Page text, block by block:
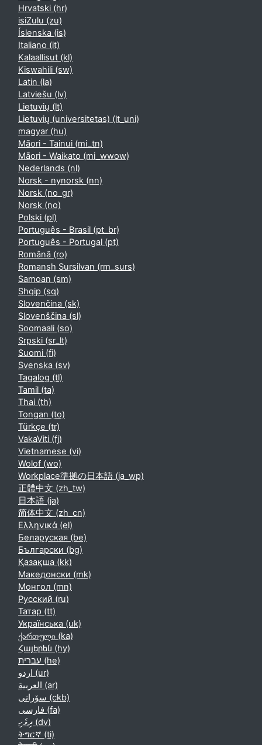
Hrvatski ‎(hr)‎
isiZulu ‎(zu)‎
Íslenska ‎(is)‎
Italiano ‎(it)‎
Kalaallisut ‎(kl)‎
Kiswahili ‎(sw)‎
Latin ‎(la)‎
Latviešu ‎(lv)‎
Lietuvių ‎(lt)‎
Lietuvių (universitetas) ‎(lt_uni)‎
magyar ‎(hu)‎
Māori - Tainui ‎(mi_tn)‎
Māori - Waikato ‎(mi_wwow)‎
Nederlands ‎(nl)‎
Norsk - nynorsk ‎(nn)‎
Norsk ‎(no_gr)‎
Norsk ‎(no)‎
Polski ‎(pl)‎
Português - Brasil ‎(pt_br)‎
Português - Portugal ‎(pt)‎
Română ‎(ro)‎
Romansh Sursilvan ‎(rm_surs)‎
Samoan ‎(sm)‎
Shqip ‎(sq)‎
Slovenčina ‎(sk)‎
Slovenščina ‎(sl)‎
Soomaali ‎(so)‎
Srpski ‎(sr_lt)‎
Suomi ‎(fi)‎
Svenska ‎(sv)‎
Tagalog ‎(tl)‎
Tamil ‎(ta)‎
Thai ‎(th)‎
Tongan ‎(to)‎
Türkçe ‎(tr)‎
VakaViti ‎(fj)‎
Vietnamese ‎(vi)‎
Wolof ‎(wo)‎
Workplace準拠の日本語 ‎(ja_wp)‎
正體中文 ‎(zh_tw)‎
日本語 ‎(ja)‎
简体中文 ‎(zh_cn)‎
Ελληνικά ‎(el)‎
Беларуская ‎(be)‎
Български ‎(bg)‎
Қазақша ‎(kk)‎
Македонски ‎(mk)‎
Монгол ‎(mn)‎
Русский ‎(ru)‎
Татар ‎(tt)‎
Українська ‎(uk)‎
ქართული ‎(ka)‎
Հայերեն ‎(hy)‎
עברית ‎(he)‎
اردو ‎(ur)‎
العربية ‎(ar)‎
سۆرانی ‎(ckb)‎
فارسی ‎(fa)‎
ދިވެހި ‎(dv)‎
ትግርኛ ‎(ti)‎